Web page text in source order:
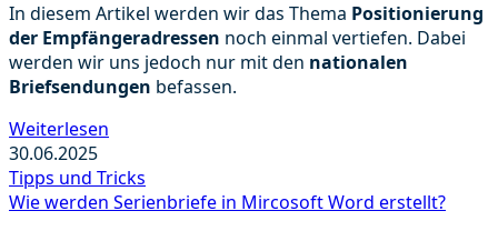
In diesem Artikel werden wir das Thema Positionierung
der Empfängeradressen noch einmal vertiefen. Dabei
werden wir uns jedoch nur mit den nationalen
Briefsendungen befassen.
Weiterlesen
30.06.2025
Tipps und Tricks
Wie werden Serienbriefe in Mircosoft Word erstellt?